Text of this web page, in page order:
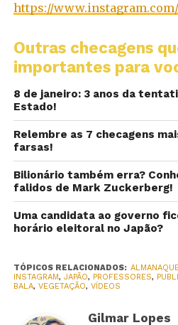
https://
Outras checagens
importantes para
8 de janeiro: 3 anos da
Estado!
Relembre as 7 checagens
farsas!
Bilionário também erra?
falidos de Mark Zuckerberg!
Uma candidata ao governo
horário eleitoral no Japão?
TÓPICOS RELACIONADOS:
INSTAGRAM, JAPÃO, PROFESSORES,
BALA, VEGETAÇÃO, VÍDEOS
Gilmar Lopes